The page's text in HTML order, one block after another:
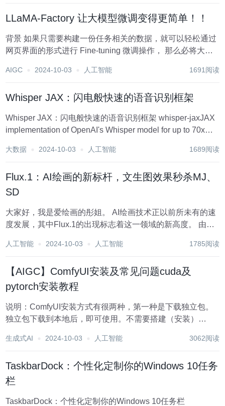
LLaMA-Factory 让大模型微调变得更简单！！
背景 如果只需要构建一份任务相关的数据，就可以轻松通过
网页界面的形式进行 Fine-tuning 微调操作， 那么必将大大
的突破—论文《LLAMAFACTORY: 统一高效微调超百种语
AIGC 2024-10-03 人工智能 1691阅读
Whisper JAX：闪电般快速的语音识别框架
Whisper JAX：闪电般快速的语音识别框架 whisper-jaxJAX
implementation of OpenAI's Whisper model for up to 70x
大数据 2024-10-03 人工智能 1689阅读
Flux.1：AI绘画的新标杆，文生图效果秒杀MJ、
SD
大家好，我是爱绘画的彤姐。 AI绘画技术正以前所未有的速
度发展，其中Flux.1的出现标志着这一领域的新高度。 由
样性上树立了新的标杆，还在开源社区中迅速形成了一个活
人工智能 2024-10-03 人工智能 1785阅读
【AIGC】ComfyUI安装及常见问题cuda及
pytorch安装教程
说明：ComfyUI安装方式有很两种，第一种是下载独立包。
独立包下载到本地后，即可使用。不需要搭建（安装）
装。手动安装要复杂很多，需要搭建开发环境，即安装
生成式AI 2024-10-03 人工智能 3062阅读
TaskbarDock：个性化定制你的Windows 10任务
栏
TaskbarDock：个性化定制你的Windows 10任务栏